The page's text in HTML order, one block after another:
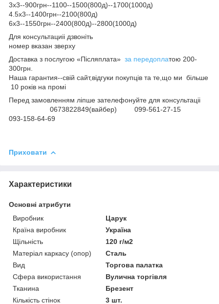
3х3--900грн--1100--1500(800д)--1700(1000д)
4.5х3--1400грн--2100(800д)
6х3--1550грн--2400(800д)--2800(1000д)
Для консультациіі дзвоніть
номер вказан зверху
Доставка з послугою «Післяплата» за передоплатою 200-
300грн.
Наша гарантия--свій сайт,відгуки покупців та те,що ми більше
10 років на промі
Перед замовленням ліпше зателефонуйте для консультаціі
0673822849(вайбер) 099-561-27-15
093-158-64-69
Приховати
Характеристики
Основні атрибути
Виробник
Царук
Країна виробник
Україна
Щільність
120 г/м2
Матеріал каркасу (опор)
Сталь
Вид
Торгова палатка
Сфера використання
Вулична торгівля
Тканина
Брезент
Кількість стінок
3 шт.